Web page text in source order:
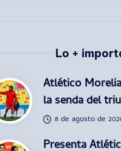
Lo +
Atlético
la senda del
8 de agosto de
Presenta